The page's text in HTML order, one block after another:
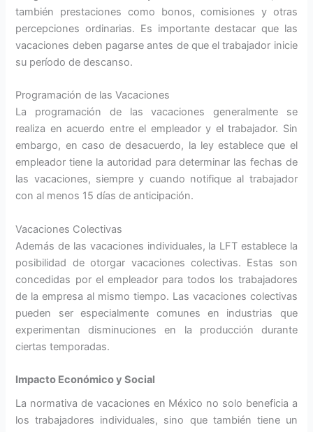
también prestaciones como bonos, comisiones y otras
percepciones ordinarias. Es importante destacar que las
vacaciones deben pagarse antes de que el trabajador inicie
su período de descanso.
Programación de las Vacaciones
La programación de las vacaciones generalmente se
realiza en acuerdo entre el empleador y el trabajador. Sin
embargo, en caso de desacuerdo, la ley establece que el
empleador tiene la autoridad para determinar las fechas de
las vacaciones, siempre y cuando notifique al trabajador
con al menos 15 días de anticipación.
Vacaciones Colectivas
Además de las vacaciones individuales, la LFT establece la
posibilidad de otorgar vacaciones colectivas. Estas son
concedidas por el empleador para todos los trabajadores
de la empresa al mismo tiempo. Las vacaciones colectivas
pueden ser especialmente comunes en industrias que
experimentan disminuciones en la producción durante
ciertas temporadas.
Impacto Económico y Social
La normativa de vacaciones en México no solo beneficia a
los trabajadores individuales, sino que también tiene un